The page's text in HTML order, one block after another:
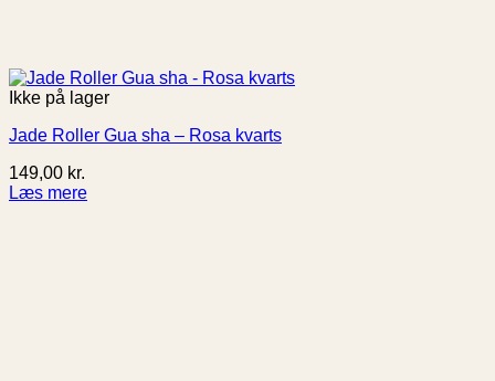
Ikke på lager
Jade Roller Gua sha – Rosa kvarts
149,00 kr.
Læs mere